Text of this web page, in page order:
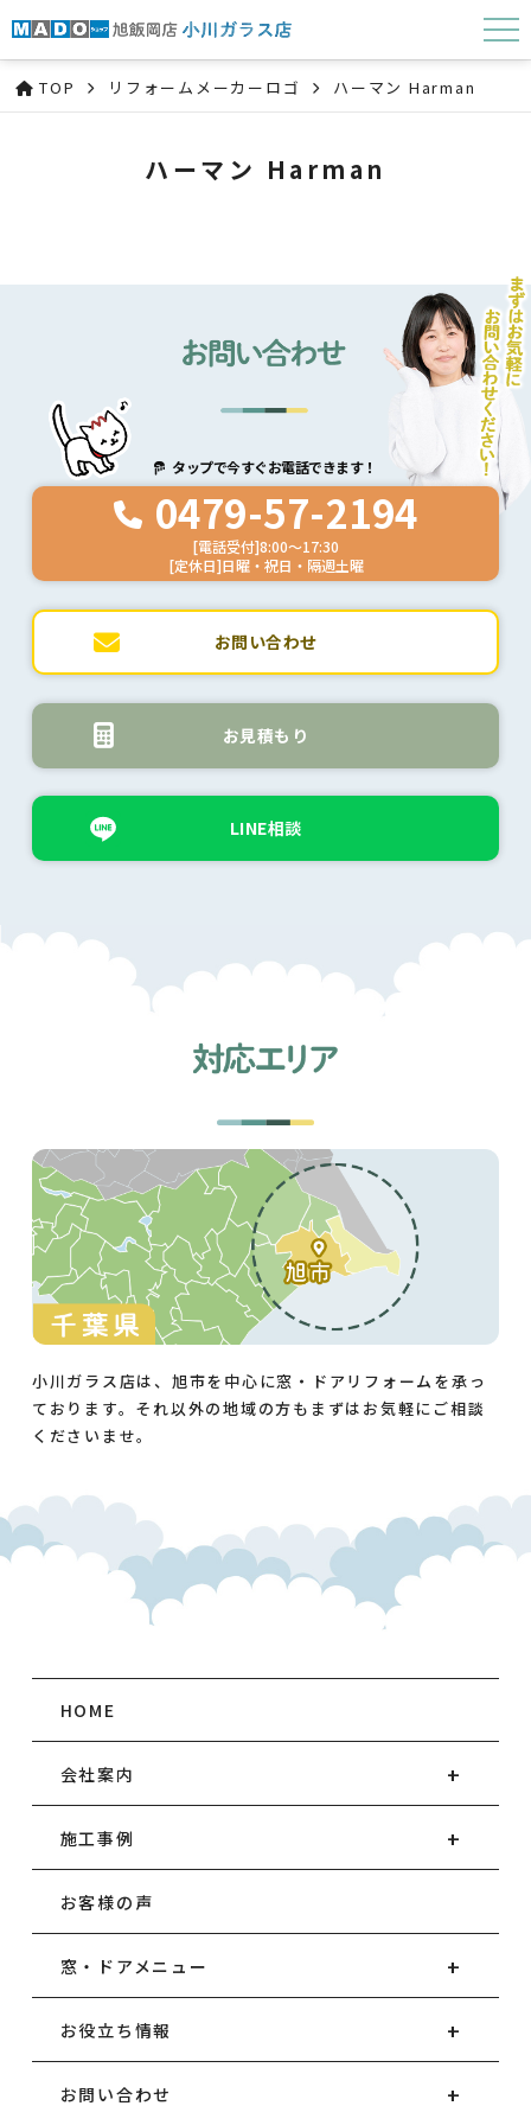
TOP リフォームメーカーロゴ ハーマン Harman
ハーマン Harman
タップで今すぐお電話できます！
0479-57-2194
[電話受付]8:00～17:30
[定休日]日曜・祝日・隔週土曜
お問い合わせ
お見積もり
LINE相談
小川ガラス店は、旭市を中心に窓・ドアリフォームを承っ
ております。それ以外の地域の方もまずはお気軽にご相談
くださいませ。
HOME
会社案内
施工事例
お客様の声
窓・ドアメニュー
お役立ち情報
お問い合わせ